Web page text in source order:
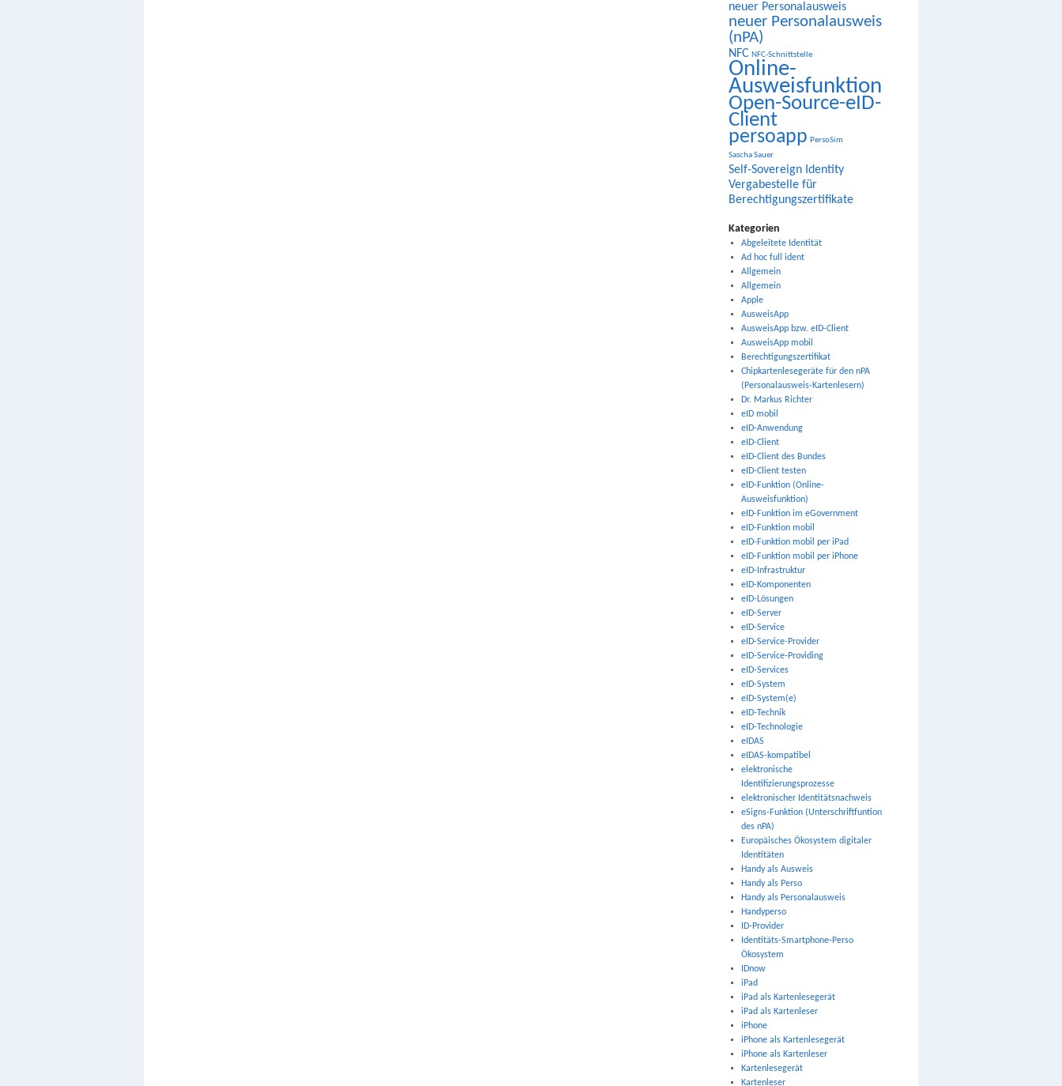
neuer Personalausweis
neuer Personalausweis
(nPA)
NFC NFC-Schnittstelle
Online-
Ausweisfunktion
Open-Source-eID-
Client
persoapp PersoSim
Sascha Sauer
Self-Sovereign Identity
Vergabestelle für
Berechtigungszertifikate
Kategorien
Abgeleitete Identität
Ad hoc full ident
Allgemein
Allgemein
Apple
AusweisApp
AusweisApp bzw. eID-Client
AusweisApp mobil
Berechtigungszertifikat
Chipkartenlesegeräte für den nPA
(Personalausweis-Kartenlesern)
Dr. Markus Richter
eID mobil
eID-Anwendung
eID-Client
eID-Client des Bundes
eID-Client testen
eID-Funktion (Online-
Ausweisfunktion)
eID-Funktion im eGovernment
eID-Funktion mobil
eID-Funktion mobil per iPad
eID-Funktion mobil per iPhone
eID-Infrastruktur
eID-Komponenten
eID-Lösungen
eID-Server
eID-Service
eID-Service-Provider
eID-Service-Providing
eID-Services
eID-System
eID-System(e)
eID-Technik
eID-Technologie
eIDAS
eIDAS-kompatibel
elektronische
Identifizierungsprozesse
elektronischer Identitätsnachweis
eSigns-Funktion (Unterschriftfuntion
des nPA)
Europäisches Ökosystem digitaler
Identitäten
Handy als Ausweis
Handy als Perso
Handy als Personalausweis
Handyperso
ID-Provider
Identitäts-Smartphone-Perso
Ökosystem
IDnow
iPad
iPad als Kartenlesegerät
iPad als Kartenleser
iPhone
iPhone als Kartenlesegerät
iPhone als Kartenleser
Kartenlesegerät
Kartenleser